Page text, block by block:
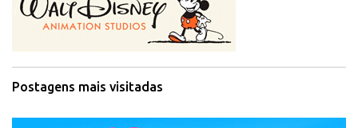
Postagens mais visitadas